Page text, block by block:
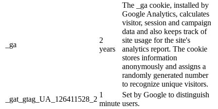
_ga
2
years
The _ga cookie, installed by
Google Analytics, calculates
visitor, session and campaign
data and also keeps track of
site usage for the site's
analytics report. The cookie
stores information
anonymously and assigns a
randomly generated number
to recognize unique visitors.
_gat_gtag_UA_126411528_2
1
minute
Set by Google to distinguish
users.